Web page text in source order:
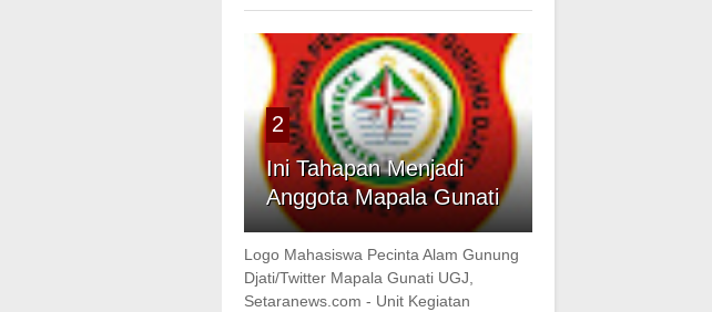
2
Ini Tahapan Menjadi
Anggota Mapala Gunati
Logo Mahasiswa Pecinta Alam Gunung
Djati/Twitter Mapala Gunati UGJ,
Setaranews.com - Unit Kegiatan